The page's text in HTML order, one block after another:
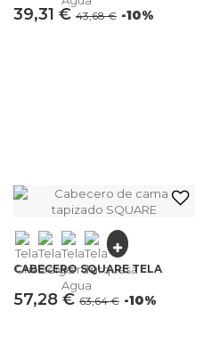
39,31 € 43,68 € -10%
CABECERO SQUARE TELA
57,28 € 63,64 € -10%